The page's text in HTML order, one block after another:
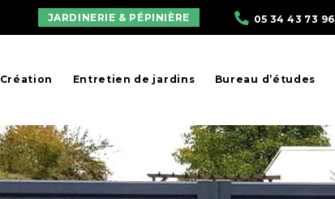
JARDINERIE & PÉPINIÈRE 05 34 43 73 96
Création Entretien de jardins Bureau d’études